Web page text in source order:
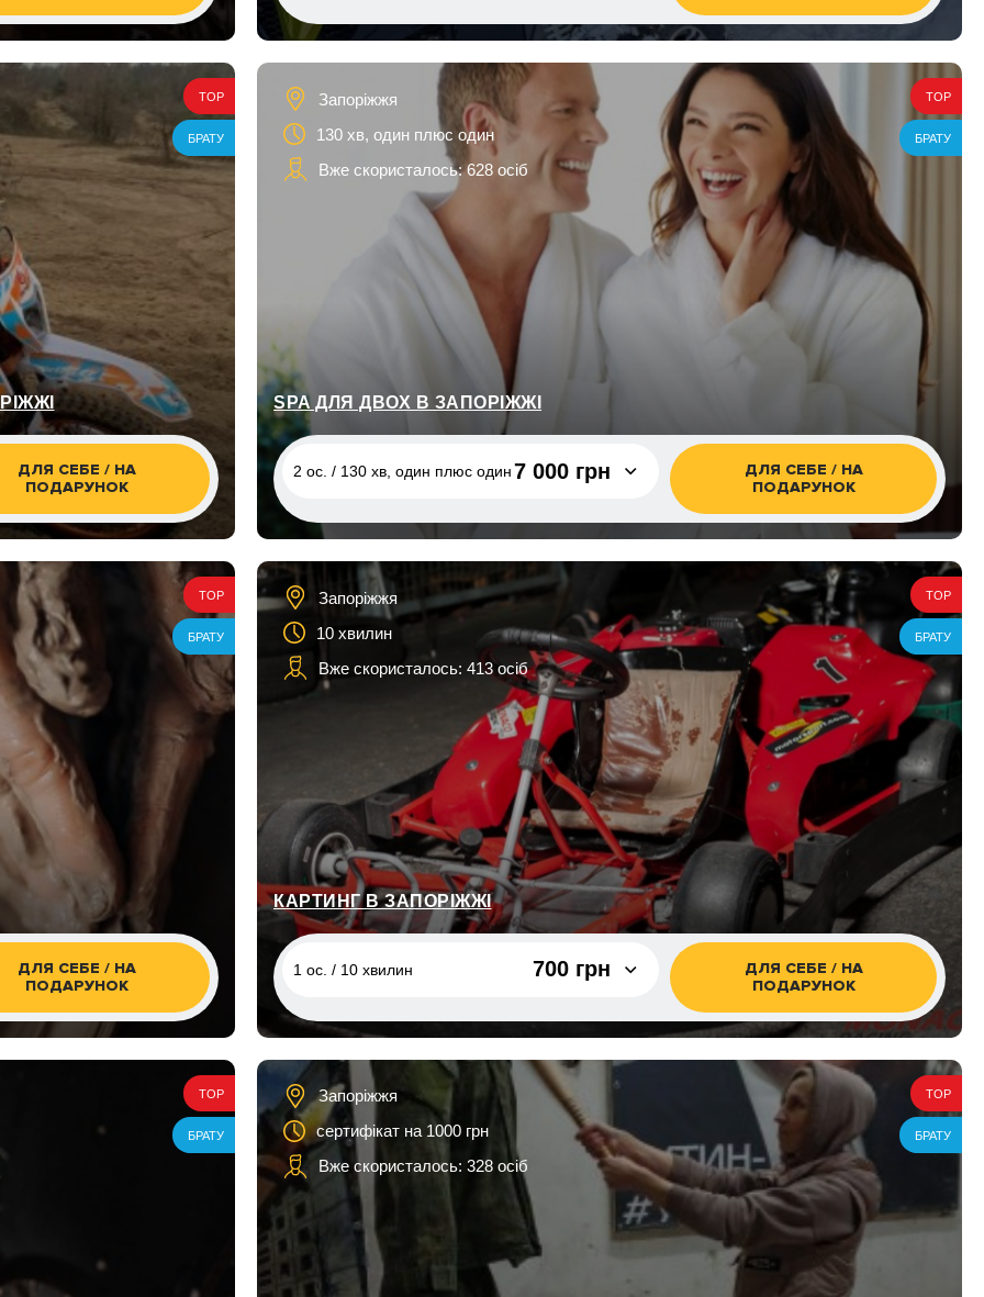
1 ос. / 1 година/ 1 баггі 1 800 грн
2 ос. / 1 година/ 1 баггі 2 300 грн
2 ос. / 1 год/ 1 баггі / дорослий +
дитина
2 000 грн
TOP
БРАТУ
ДЛЯ СЕБЕ / НА
ПОДАРУНОК
Запоріжжя
130 хв, один плюс один
Вже скористалось: 628 осіб
TOP
БРАТУ
SPA ДЛЯ ДВОХ В ЗАПОРІЖЖІ
2 ос. / 130 хв, один плюс один 7 000 грн
2 ос. / 130 хв, один плюс один
2 ос. / 130 хв, пінний дует
2 ос. / 130 хв, любов та море 8 900 грн
2 ос. / 180 хв, турецький тандем 9 000 грн
ДЛЯ СЕБЕ / НА
ПОДАРУНОК
TOP
БРАТУ
ДЛЯ СЕБЕ / НА
ПОДАРУНОК
Запоріжжя
10 хвилин
Вже скористалось: 413 осіб
TOP
БРАТУ
КАРТИНГ В ЗАПОРІЖЖІ
1 ос. / 10 хвилин 700 грн
1 ос. / 10 хвилин 700 грн
1 ос. / 30 хвилин 1 600 грн
2 ос. / 10 хвилин 1 400 грн
1 ос. / 10 хвилин, електро картинг 500 грн
1 ос. / 20 хвилин, електро картинг 900 грн
2 ос. / 10 хвилин, електро картинг 1 000 грн
2 ос. / 30 хвилин
ДЛЯ СЕБЕ / НА
ПОДАРУНОК
TOP
БРАТУ
Запоріжжя
сертифікат на 1000 грн
Вже скористалось: 328 осіб
TOP
БРАТУ